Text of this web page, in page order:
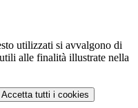
utilizzati si avvalgono di
alle finalità illustrate nella
Accetta tutti i cookies